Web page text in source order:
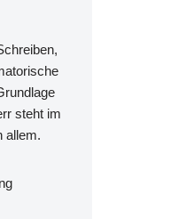
steht im
allem.